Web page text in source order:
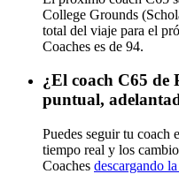
College Grounds
total del viaje para el
Coaches es de 94.
¿El coach C65 de
puntual,
Puedes seguir tu coach
tiempo real y los
Coaches descargando